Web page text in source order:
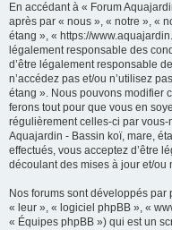
En accédant à « Forum
après par « nous », « notre », «
étang », « https://
légalement responsable des
d’être légalement responsable
n’accédez pas et/ou n’utilisez
étang ». Nous pouvons modifier
ferons tout pour que vous en
régulièrement celles-ci par vous-
Aquajardin - Bassin koï, mare,
effectués, vous acceptez d’être
découlant des mises à jour et/ou
Nos forums sont développés
« leur », « logiciel phpBB », «
« Équipes phpBB ») qui est un